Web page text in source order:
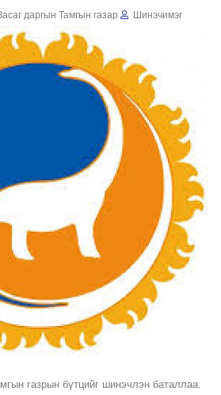
даргын Тамгын газар Шинэчимэг
газрын бүтцийг шинэчлэн баталлаа.